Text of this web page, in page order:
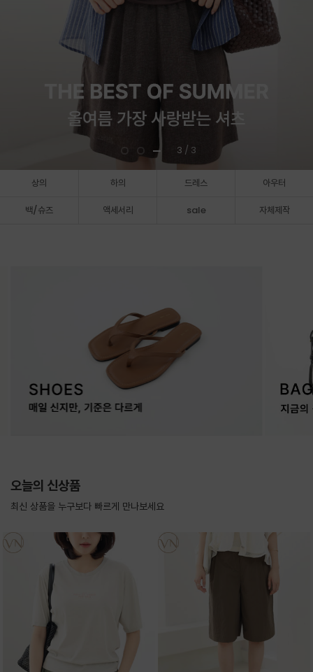
3 / 3
상의 하의 드레스 아우터
백/슈즈 액세서리 sale 자체제작
오늘의 신상품
최신 상품을 누구보다 빠르게 만나보세요